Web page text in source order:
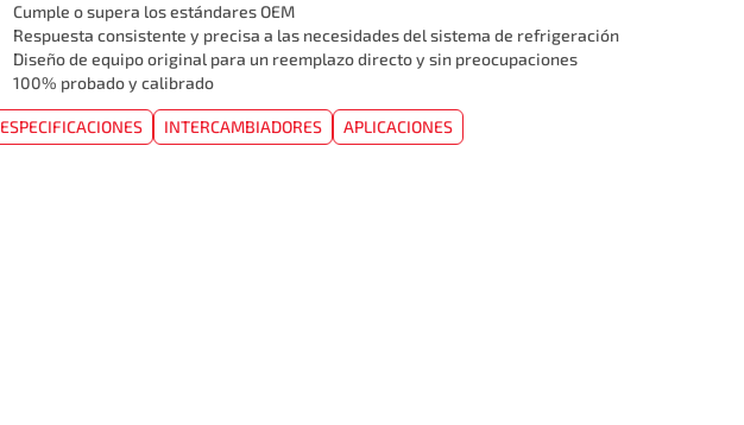
Cumple o supera los estándares OEM
Respuesta consistente y precisa a las necesidades del sistema de refrigeración
Diseño de equipo original para un reemplazo directo y sin preocupaciones
100% probado y calibrado
ESPECIFICACIONES INTERCAMBIADORES APLICACIONES